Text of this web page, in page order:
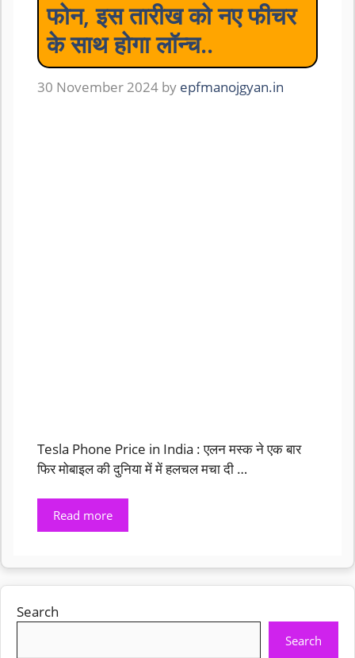
फोन, इस तारीख को नए फीचर
के साथ होगा लॉन्च..
30 November 2024 by epfmanojgyan.in
Tesla Phone Price in India : एलन मस्क ने एक बार
फिर मोबाइल की दुनिया में में हलचल मचा दी …
Read more
Search
Search